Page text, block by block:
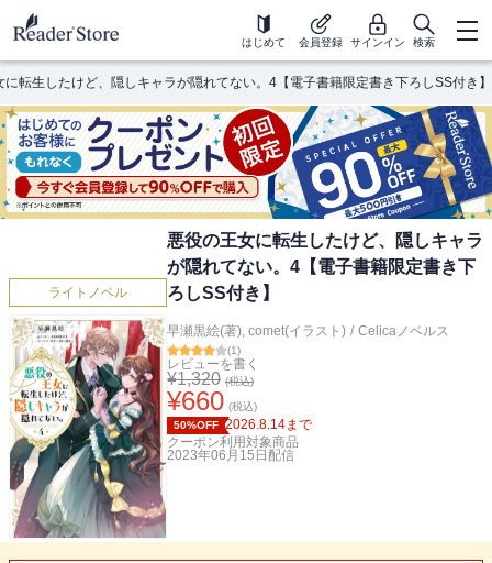
はじめて 会員登録 サインイン 検索
に転生したけど、隠しキャラが隠れてない。4【電子書籍限定書き下ろしSS付き】
ライトノベル
悪役の王女に転生したけど、隠しキャラ
が隠れてない。4【電子書籍限定書き下
ろしSS付き】
早瀬黒絵(著), comet(イラスト) / Celicaノベルス
(1)
レビューを書く
¥1,320 (税込)
¥660 (税込)
50%OFF 2026.8.14まで
クーポン利用対象商品
2023年06月15日 配信